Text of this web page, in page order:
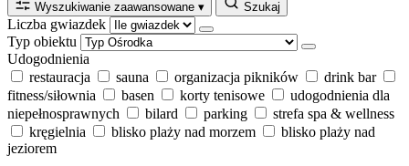
Wyszukiwanie zaawansowane ▾ Szukaj
Liczba gwiazdek
Typ obiektu
Udogodnienia
restauracja
sauna organizacja pikników
drink bar
fitness/siłownia
basen korty tenisowe
udogodnienia dla
niepełnosprawnych
bilard parking
strefa spa & wellness
kręgielnia
blisko plaży nad morzem
blisko plaży nad
jeziorem